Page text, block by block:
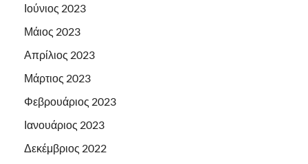
Ιούνιος 2023
Μάιος 2023
Απρίλιος 2023
Μάρτιος 2023
Φεβρουάριος 2023
Ιανουάριος 2023
Δεκέμβριος 2022